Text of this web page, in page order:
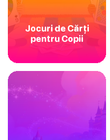
Jocuri de Cărți
pentru Copii